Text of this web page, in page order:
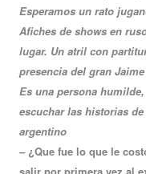
Esperamos un rato
Afiches de shows en
lugar. Un atril con
presencia del gran
Es una persona
escuchar las historias
argentino
– ¿Que fue lo que le